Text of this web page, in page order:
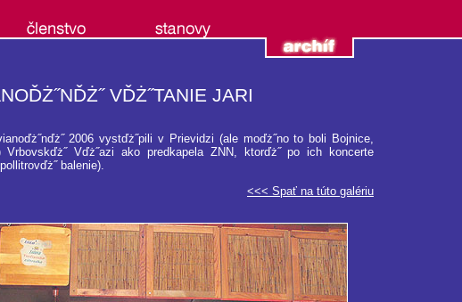
VĎŻ˝TANIE JARI
2006 vystďż˝pili v Prievidzi (ale moďż˝no to boli Bojnice,
Vrbovskďż˝ Vďż˝azi ako predkapela ZNN, ktorďż˝ po ich koncerte
balenie).
<<< Spať na túto galériu